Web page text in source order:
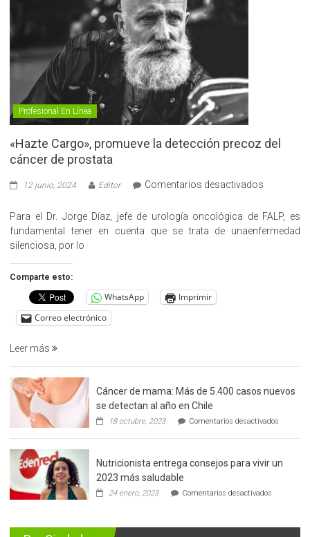
Profesional En Línea
«Hazte Cargo», promueve la detección precoz del
cáncer de prostata
12 junio, 2024 Editor Comentarios desactivados
Cargo»,
promueve
Para el Dr. Jorge Díaz, jefe de urología oncológica de FALP, es
fundamental tener en cuenta que se trata de unaenfermedad
silenciosa, por lo
Comparte esto:
WhatsApp
Imprimir
Correo electrónico
Leer más
Cáncer de mama: Más de 5.400 casos nuevos
se detectan al año en Chile
18 octubre, 2023 Comentarios desactivados
de
Más
detectan
Nutricionista entrega consejos para vivir un
2023 más saludable
24 enero, 2023 Comentarios desactivados